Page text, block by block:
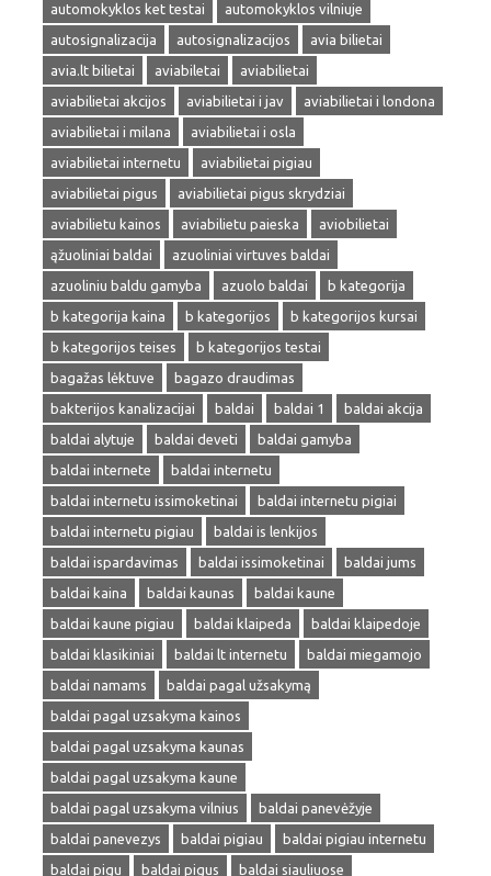
automokyklos ket testai
automokyklos vilniuje
autosignalizacija
autosignalizacijos
avia bilietai
avia.lt bilietai
aviabiletai
aviabilietai
aviabilietai akcijos
aviabilietai i jav
aviabilietai i londona
aviabilietai i milana
aviabilietai i osla
aviabilietai internetu
aviabilietai pigiau
aviabilietai pigus
aviabilietai pigus skrydziai
aviabilietu kainos
aviabilietu paieska
aviobilietai
ąžuoliniai baldai
azuoliniai virtuves baldai
azuoliniu baldu gamyba
azuolo baldai
b kategorija
b kategorija kaina
b kategorijos
b kategorijos kursai
b kategorijos teises
b kategorijos testai
bagažas lėktuve
bagazo draudimas
bakterijos kanalizacijai
baldai baldai 1
baldai akcija
baldai alytuje
baldai deveti
baldai gamyba
baldai internete
baldai internetu
baldai internetu issimoketinai
baldai internetu pigiai
baldai internetu pigiau
baldai is lenkijos
baldai ispardavimas
baldai issimoketinai
baldai jums
baldai kaina
baldai kaunas
baldai kaune
baldai kaune pigiau
baldai klaipeda
baldai klaipedoje
baldai klasikiniai
baldai lt internetu
baldai miegamojo
baldai namams
baldai pagal užsakymą
baldai pagal uzsakyma kainos
baldai pagal uzsakyma kaunas
baldai pagal uzsakyma kaune
baldai pagal uzsakyma vilnius
baldai panevėžyje
baldai panevezys
baldai pigiau
baldai pigiau internetu
baldai pigu
baldai pigus baldai siauliuose